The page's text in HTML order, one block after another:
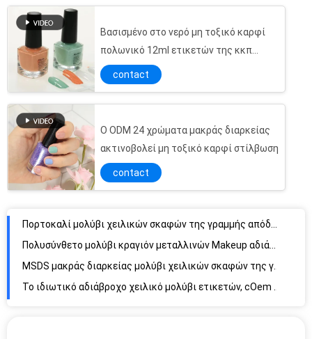
Βασισμένο στο νερό μη τοξικό καρφί
πολωνικό 12ml ετικετών της κκπ
ιδιωτικό
contact
Ο ODM 24 χρώματα μακράς διαρκείας
ακτινοβολεί μη τοξικό καρφί στίλβωση
contact
Πορτοκαλί μολύβι χειλικών σκαφών της γραμμής απόδειξης ιδρώτα, φυσικό χειλικό σκάφος της γραμμής χειλικού χρώματος
Καλλυντικό ασφαλές 5g συνήθειας χειλικό σκάφος της γραμμής απόδειξης φιλιών λογότυπων
13.2cm υψηλό σύνολο χειλικών σκαφών της γραμμής μεταλλινών ετικετών χρωστικών ουσιών ιδιωτικό